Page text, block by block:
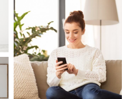
CRITÈRES
PARKING PISCINE
PAR
EXCLUSIVITÉS